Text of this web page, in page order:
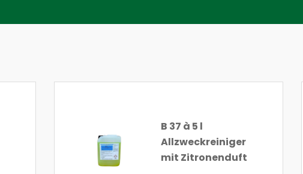
B 37 à 5 l
Allzweckreiniger
mit Zitronenduft